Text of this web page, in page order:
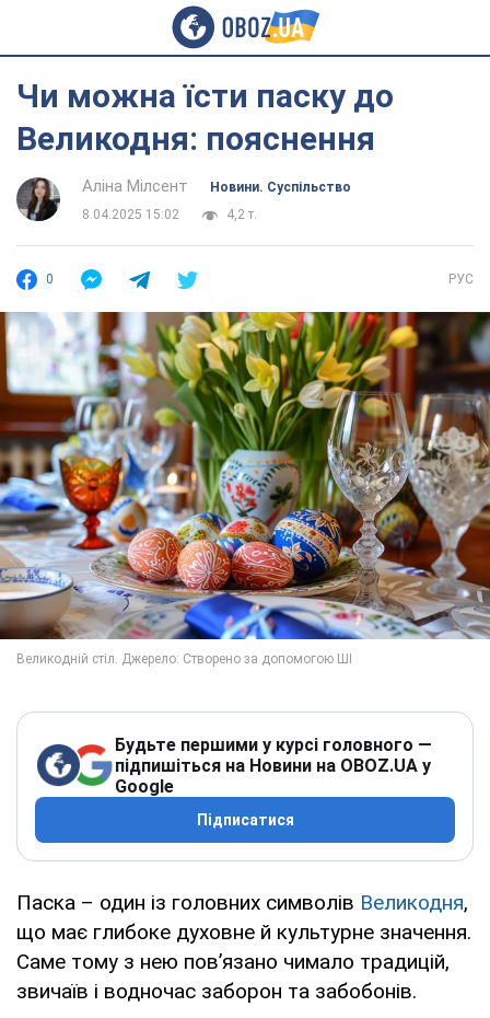
Чи можна їсти паску до
Великодня: пояснення
Аліна Мілсент
Новини. Суспільство
8.04.2025 15:02
4,2 т.
0 РУС
Будьте першими у курсі головного —
підпишіться на Новини на OBOZ.UA у
Google
Підписатися
Паска – один із головних символів Великодня,
що має глибоке духовне й культурне значення.
Саме тому з нею пов’язано чимало традицій,
звичаїв і водночас заборон та забобонів.